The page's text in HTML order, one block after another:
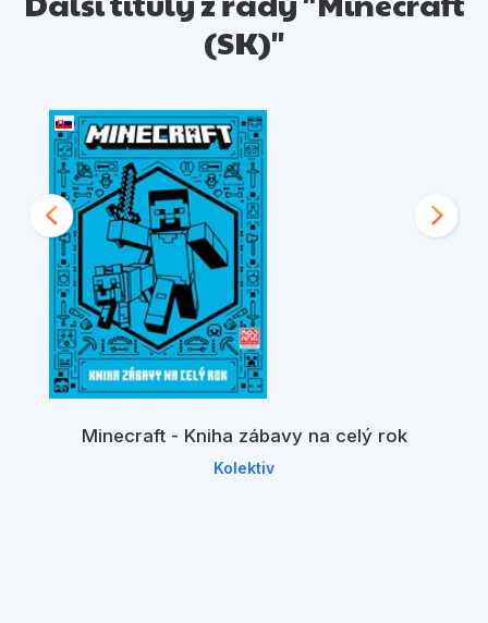
(SK)"
Minecraft - Kniha zábavy na celý rok
Kolektiv